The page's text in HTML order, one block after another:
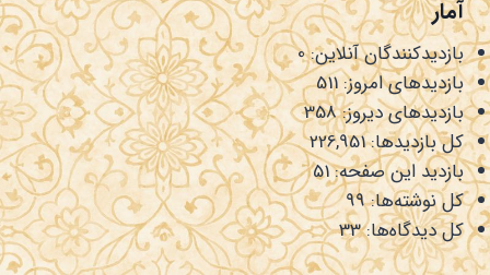
آمار
بازدیدکنندگان آنلاین:0
بازدیدهای امروز:511
بازدیدهای دیروز:358
کل بازدیدها:226,951
بازدید این صفحه:51
کل نوشته‌ها:99
کل دیدگاه‌ها:33